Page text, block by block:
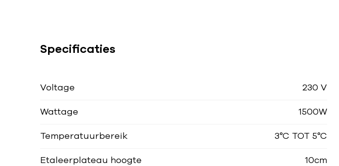
Specificaties
Voltage 230 V
Wattage 1500W
Temperatuurbereik 3°C TOT 5°C
Etaleerplateau hoogte 10cm